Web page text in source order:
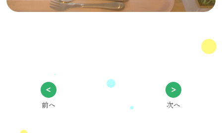
前へ 次へ